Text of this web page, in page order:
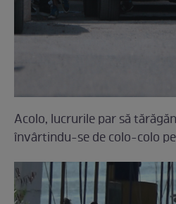
Acolo, lucrurile par să
învârtindu-se de colo-colo